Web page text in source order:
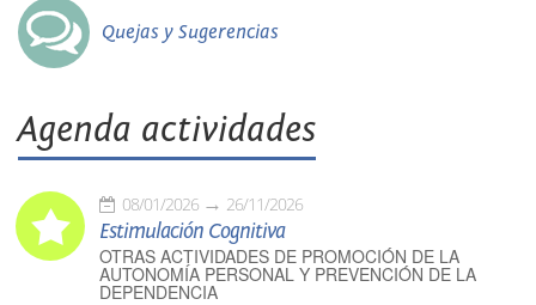
Quejas y Sugerencias
Agenda actividades
08/01/2026 26/11/2026
Estimulación Cognitiva
OTRAS ACTIVIDADES DE PROMOCIÓN DE LA
AUTONOMÍA PERSONAL Y PREVENCIÓN DE LA
DEPENDENCIA